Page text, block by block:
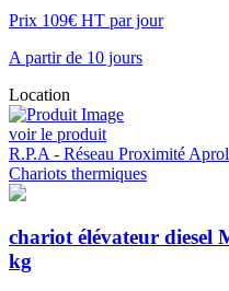
Prix 109€ HT par jour
A partir de 10 jours
Location
voir le produit
R.P.A - Réseau Proximité
Chariots thermiques
chariot élévateur diesel
kg